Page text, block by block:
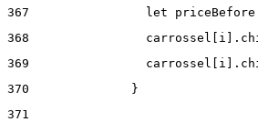
367
let
368
369
370
              }
371